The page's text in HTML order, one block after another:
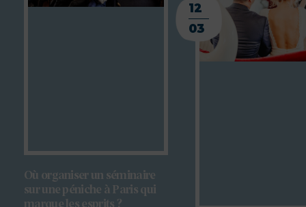
Où organiser un séminaire
sur une péniche à Paris qui
12
03